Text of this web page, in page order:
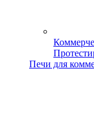
Печи для